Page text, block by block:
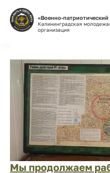
«Военно-патриотический
Калининградская
организация
Мы продолжаем